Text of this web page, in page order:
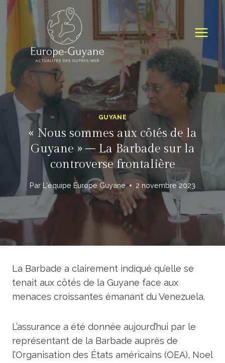
Skip
to
GUYANE
« Nous sommes aux côtés de la
Guyane » – La Barbade sur la
controverse frontalière
Par L'équipe Europe Guyane 2 novembre 2023
La Barbade a clairement indiqué qu’elle se
tenait aux côtés de la Guyane face aux
menaces croissantes émanant du Venezuela.
L’assurance a été donnée aujourd’hui par le
représentant de la Barbade auprès de
l’Organisation des États américains (OEA), Noel